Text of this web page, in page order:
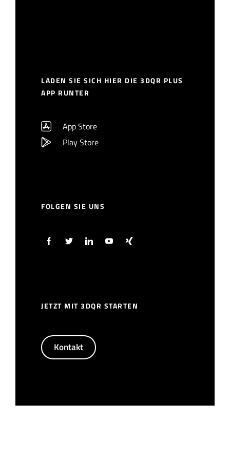
LADEN SIE SICH HIER DIE 3DQR PLUS
APP RUNTER
App Store
Play Store
FOLGEN SIE UNS
JETZT MIT 3DQR STARTEN
Kontakt